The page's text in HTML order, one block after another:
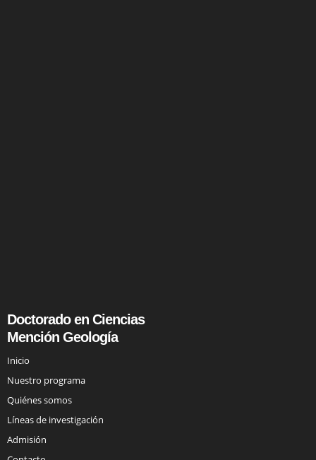
Doctorado en Ciencias
Mención Geología
Inicio
Nuestro programa
Quiénes somos
Líneas de investigación
Admisión